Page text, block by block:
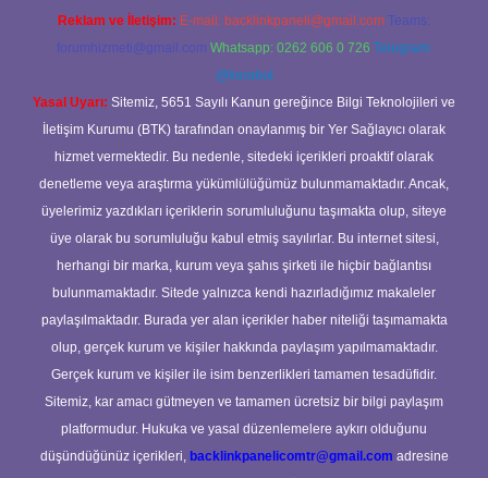
Reklam ve İletişim: E-mail: backlinkpaneli@gmail.com Teams:
forumhizmeti@gmail.com Whatsapp: 0262 606 0 726 Telegram:
@karabul
Yasal Uyarı: Sitemiz, 5651 Sayılı Kanun gereğince Bilgi Teknolojileri ve
İletişim Kurumu (BTK) tarafından onaylanmış bir Yer Sağlayıcı olarak
hizmet vermektedir. Bu nedenle, sitedeki içerikleri proaktif olarak
denetleme veya araştırma yükümlülüğümüz bulunmamaktadır. Ancak,
üyelerimiz yazdıkları içeriklerin sorumluluğunu taşımakta olup, siteye
üye olarak bu sorumluluğu kabul etmiş sayılırlar. Bu internet sitesi,
herhangi bir marka, kurum veya şahıs şirketi ile hiçbir bağlantısı
bulunmamaktadır. Sitede yalnızca kendi hazırladığımız makaleler
paylaşılmaktadır. Burada yer alan içerikler haber niteliği taşımamakta
olup, gerçek kurum ve kişiler hakkında paylaşım yapılmamaktadır.
Gerçek kurum ve kişiler ile isim benzerlikleri tamamen tesadüfidir.
Sitemiz, kar amacı gütmeyen ve tamamen ücretsiz bir bilgi paylaşım
platformudur. Hukuka ve yasal düzenlemelere aykırı olduğunu
düşündüğünüz içerikleri, backlinkpanelicomtr@gmail.com adresine